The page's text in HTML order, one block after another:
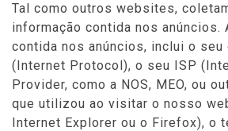
Tal como outros websites,
informação contida nos anúncios.
contida nos anúncios, inclui o seu
(Internet Protocol), o seu ISP
Provider, como a NOS, MEO, ou
que utilizou ao visitar o nosso
Internet Explorer ou o Firefox), o